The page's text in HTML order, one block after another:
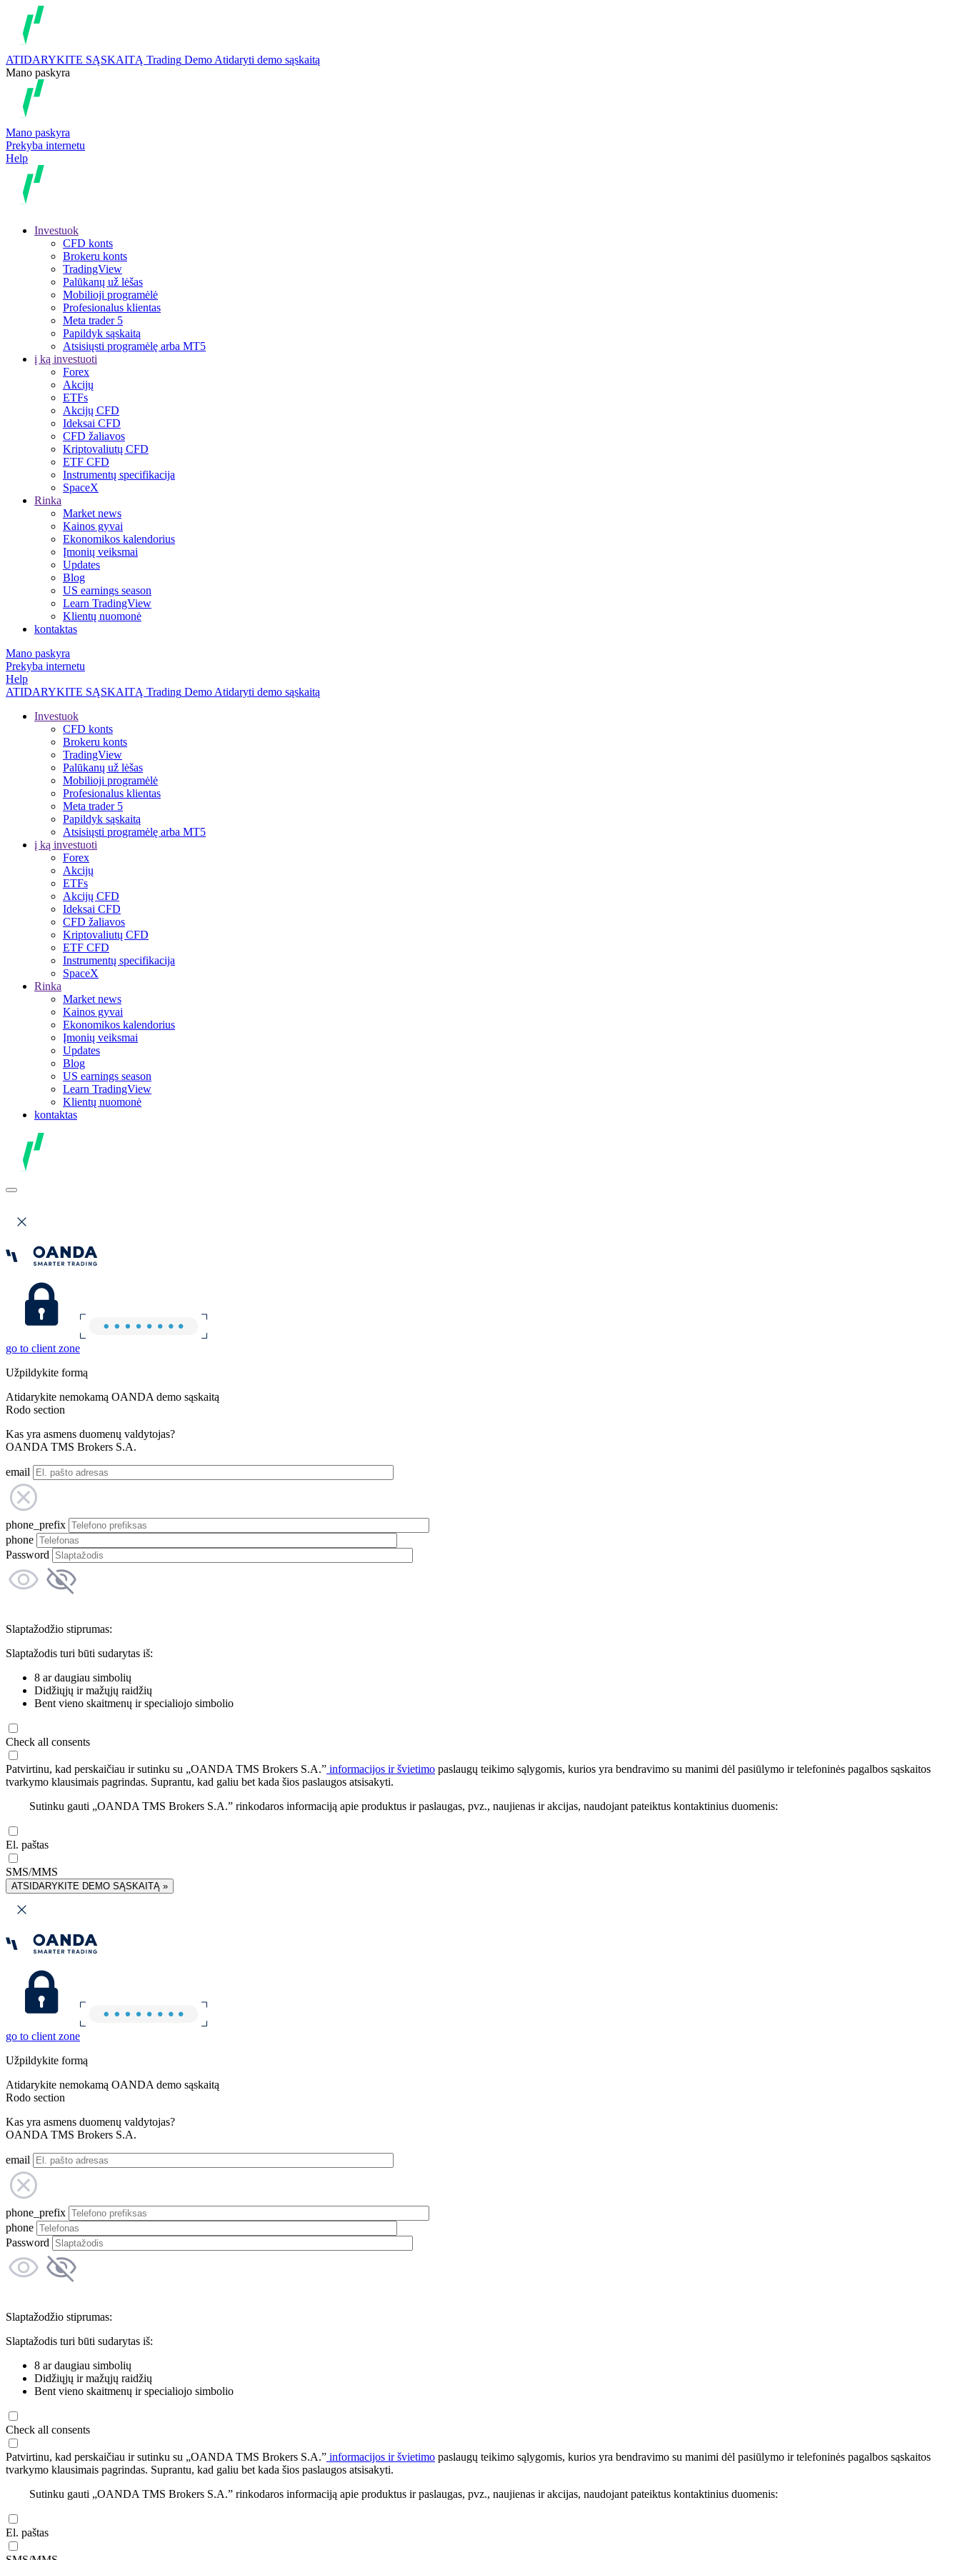
ATIDARYKITE SĄSKAITĄ Trading Demo Atidaryti demo sąskaitą
Mano paskyra
Mano paskyra
Prekyba internetu
Help
Investuok
CFD konts
Brokeru konts
TradingView
Palūkanų už lėšas
Mobilioji programėlė
Profesionalus klientas
Meta trader 5
Papildyk sąskaitą
Atsisiųsti programėlę arba MT5
į ką investuoti
Forex
Akcijų
ETFs
Akcijų CFD
Ideksai CFD
CFD žaliavos
Kriptovaliutų CFD
ETF CFD
Instrumentų specifikacija
SpaceX
Rinka
Market news
Kainos gyvai
Ekonomikos kalendorius
Įmonių veiksmai
Updates
Blog
US earnings season
Learn TradingView
Klientų nuomonė
kontaktas
Mano paskyra
Prekyba internetu
Help
ATIDARYKITE SĄSKAITĄ Trading Demo Atidaryti demo sąskaitą
Investuok
CFD konts
Brokeru konts
TradingView
Palūkanų už lėšas
Mobilioji programėlė
Profesionalus klientas
Meta trader 5
Papildyk sąskaitą
Atsisiųsti programėlę arba MT5
į ką investuoti
Forex
Akcijų
ETFs
Akcijų CFD
Ideksai CFD
CFD žaliavos
Kriptovaliutų CFD
ETF CFD
Instrumentų specifikacija
SpaceX
Rinka
Market news
Kainos gyvai
Ekonomikos kalendorius
Įmonių veiksmai
Updates
Blog
US earnings season
Learn TradingView
Klientų nuomonė
kontaktas
go to client zone
Užpildykite formą
Atidarykite nemokamą OANDA demo sąskaitą
Rodo section
Kas yra asmens duomenų valdytojas?
OANDA TMS Brokers S.A.
email
phone_prefix
phone
Password
Slaptažodžio stiprumas:
Slaptažodis turi būti sudarytas iš:
8 ar daugiau simbolių
Didžiųjų ir mažųjų raidžių
Bent vieno skaitmenų ir specialiojo simbolio
Check all consents
Patvirtinu, kad perskaičiau ir sutinku su „OANDA TMS Brokers S.A.” informacijos ir švietimo paslaugų teikimo sąlygomis, kurios yra bendravimo su manimi dėl pasiūlymo ir telefoninės pagalbos sąskaitos
tvarkymo klausimais pagrindas. Suprantu, kad galiu bet kada šios paslaugos atsisakyti.
Sutinku gauti „OANDA TMS Brokers S.A.” rinkodaros informaciją apie produktus ir paslaugas, pvz., naujienas ir akcijas, naudojant pateiktus kontaktinius duomenis:
El. paštas
SMS/MMS
ATSIDARYKITE DEMO SĄSKAITĄ »
go to client zone
Užpildykite formą
Atidarykite nemokamą OANDA demo sąskaitą
Rodo section
Kas yra asmens duomenų valdytojas?
OANDA TMS Brokers S.A.
email
phone_prefix
phone
Password
Slaptažodžio stiprumas:
Slaptažodis turi būti sudarytas iš:
8 ar daugiau simbolių
Didžiųjų ir mažųjų raidžių
Bent vieno skaitmenų ir specialiojo simbolio
Check all consents
Patvirtinu, kad perskaičiau ir sutinku su „OANDA TMS Brokers S.A.” informacijos ir švietimo paslaugų teikimo sąlygomis, kurios yra bendravimo su manimi dėl pasiūlymo ir telefoninės pagalbos sąskaitos
tvarkymo klausimais pagrindas. Suprantu, kad galiu bet kada šios paslaugos atsisakyti.
Sutinku gauti „OANDA TMS Brokers S.A.” rinkodaros informaciją apie produktus ir paslaugas, pvz., naujienas ir akcijas, naudojant pateiktus kontaktinius duomenis:
El. paštas